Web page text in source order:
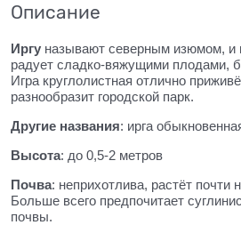
Описание
Иргу называют северным изюмом, и
радует сладко-вяжущими плодами,
Игра круглолистная отлично
разнообразит городской парк.
Другие названия: ирга
Высота: до 0,5-2 метров
Почва: неприхотлива, растёт почти
Больше всего предпочитает
почвы.